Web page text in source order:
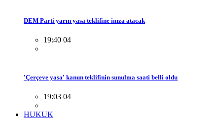
DEM Parti yarın yasa teklifine imza atacak
19:40 04
'Çerçeve yasa' kanun teklifinin sunulma saati belli oldu
19:03 04
HUKUK